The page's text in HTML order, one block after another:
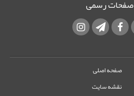
صفحات رسمی
صفحه اصلی
نقشه سایت